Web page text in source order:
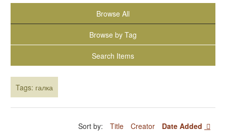
Browse All
Browse by Tag
Search Items
Tags: галка
Sort by: Title Creator Date Added